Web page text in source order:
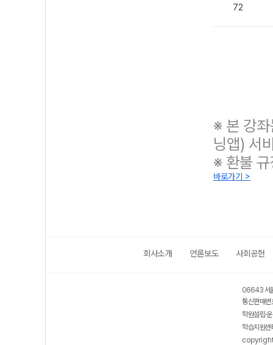
72
※ 본 강
닝앱) 서
※ 환불
바로가기 >
회사소개 언론보도 사회공헌
06643 서
통신판매
학원설립·
학습지원